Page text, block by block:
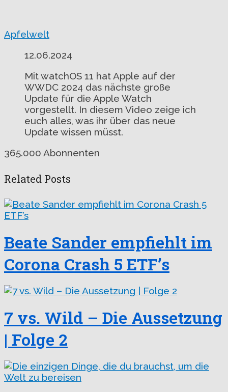
Apfelwelt
12.06.2024
Mit watchOS 11 hat Apple auf der
WWDC 2024 das nächste große
Update für die Apple Watch
vorgestellt. In diesem Video zeige ich
euch alles, was ihr über das neue
Update wissen müsst.
365.000 Abonnenten
Related Posts
Beate Sander empfiehlt im
Corona Crash 5 ETF’s
7 vs. Wild – Die Aussetzung
| Folge 2